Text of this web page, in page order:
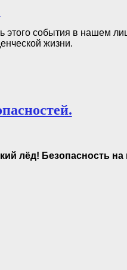
этого события в нашем
жизни.
лёд! Безопасность